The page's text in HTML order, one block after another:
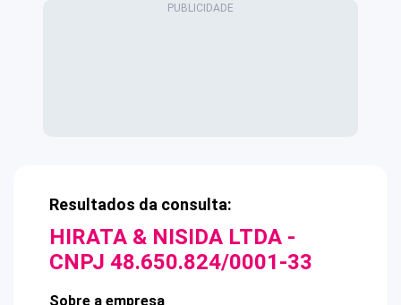
Resultados da consulta:
HIRATA & NISIDA LTDA -
CNPJ 48.650.824/0001-33
Sobre a empresa